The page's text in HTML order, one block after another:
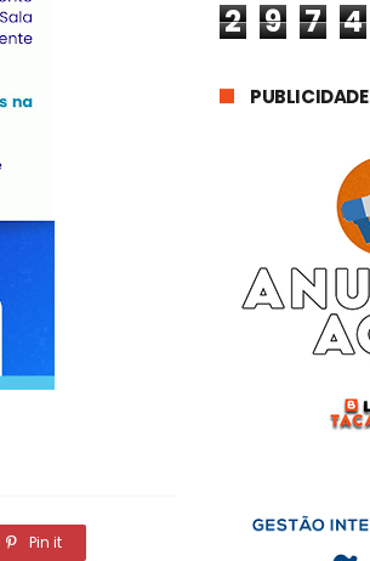
Pin it
2 9 7 4
PUBLICIDADE